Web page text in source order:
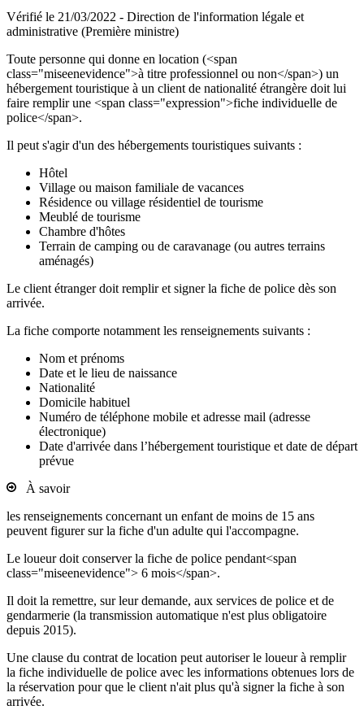
Vérifié le 21/03/2022 - Direction de l'information légale et
administrative (Première ministre)
Toute personne qui donne en location (<span
class="miseenevidence">à titre professionnel ou non</span>) un
hébergement touristique à un client de nationalité étrangère doit lui
faire remplir une <span class="expression">fiche individuelle de
police</span>.
Il peut s'agir d'un des hébergements touristiques suivants :
Hôtel
Village ou maison familiale de vacances
Résidence ou village résidentiel de tourisme
Meublé de tourisme
Chambre d'hôtes
Terrain de camping ou de caravanage (ou autres terrains
aménagés)
Le client étranger doit remplir et signer la fiche de police dès son
arrivée.
La fiche comporte notamment les renseignements suivants :
Nom et prénoms
Date et le lieu de naissance
Nationalité
Domicile habituel
Numéro de téléphone mobile et adresse mail (adresse
électronique)
Date d'arrivée dans l’hébergement touristique et date de départ
prévue
À savoir
les renseignements concernant un enfant de moins de 15 ans
peuvent figurer sur la fiche d'un adulte qui l'accompagne.
Le loueur doit conserver la fiche de police pendant<span
class="miseenevidence"> 6 mois</span>.
Il doit la remettre, sur leur demande, aux services de police et de
gendarmerie (la transmission automatique n'est plus obligatoire
depuis 2015).
Une clause du contrat de location peut autoriser le loueur à remplir
la fiche individuelle de police avec les informations obtenues lors de
la réservation pour que le client n'ait plus qu'à signer la fiche à son
arrivée.